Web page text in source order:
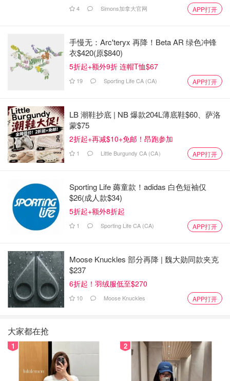
4 Simons加拿大官网 APP打开
手慢无：Arc'teryx 再降！Beta AR 绿色冲锋
衣$420(原$840)
5折起+额外9折 连帽T恤$67
19 Sporting Life CA (CA) APP打开
LB 潮鞋抄底 | NB 爆款204L薄底鞋$60、萨洛
蒙$75
2折起+再减$10+免邮！昂跑参加
1 Little Burgundy CA (CA） APP打开
Sporting Life 薅童款！adidas 白色短袖仅
$26(成人款$34)
5折起+额外8折起
1 Sporting Life CA (CA) APP打开
Moose Knuckles 部分再降 | 魏大勋同款夹克
$237
6折起！羽绒服低至$270
10 Moose Knuckles APP打开
大家都在抢
1 2